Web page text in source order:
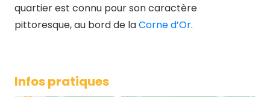
quartier est connu pour son caractère
pittoresque, au bord de laCorne d’Or.
Infos pratiques